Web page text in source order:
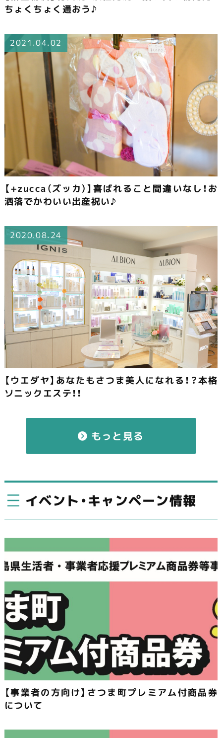
ちょくちょく通おう♪
2021.04.02
【+zucca（ズッカ）】喜ばれること間違いなし！お
洒落でかわいい出産祝い♪
2020.08.24
【ウエダヤ】あなたもさつま美人になれる！？本格
ソニックエステ！！
もっと見る
イベント・キャンペーン情報
【事業者の方向け】さつま町プレミアム付商品券
について